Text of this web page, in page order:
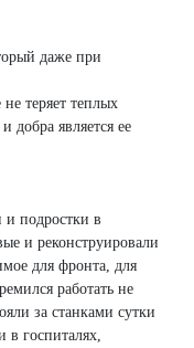
даже при
теряет теплых
добра является ее
подростки в
и реконструировали
для фронта, для
работать не
за станками сутки
госпиталях,